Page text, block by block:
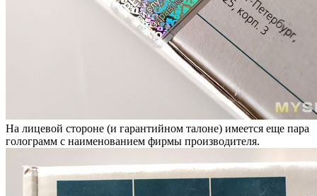
На лицевой стороне (и гарантийном талоне) имеется еще пара
голограмм с наименованием фирмы производителя.